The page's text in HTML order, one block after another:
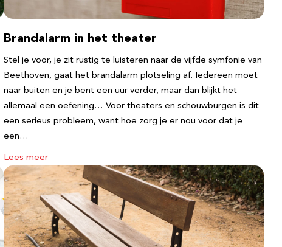
Brandalarm in het theater
Stel je voor, je zit rustig te luisteren naar de vijfde symfonie van
Beethoven, gaat het brandalarm plotseling af. Iedereen moet
naar buiten en je bent een uur verder, maar dan blijkt het
allemaal een oefening… Voor theaters en schouwburgen is dit
een serieus probleem, want hoe zorg je er nou voor dat je
een…
Lees meer